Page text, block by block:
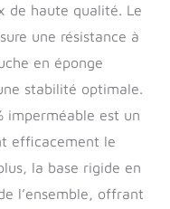
sur
l'extension de siège
et bouger
plus
de tomber
dans la
de siège
souple comme
de sorte que
n'a plus à se
de haute qualité. Le
une résistance à
en éponge
stabilité optimale.
imperméable est un
efficacement le
la base rigide en
l’ensemble, offrant